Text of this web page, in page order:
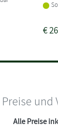
€
Preise und
Alle Preise